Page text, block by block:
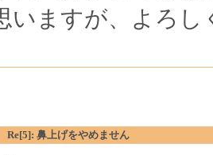
いますが、よろ
Re[5]: 鼻上げをやめません